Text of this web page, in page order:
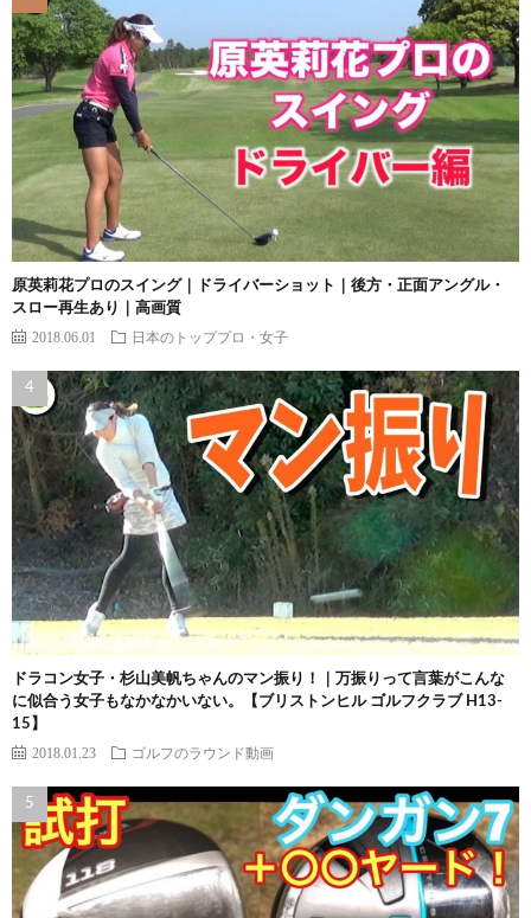
原英莉花プロのスイング｜ドライバーショット｜後方・正面アングル・
スロー再生あり｜高画質
2018.06.01 日本のトッププロ・女子
ドラコン女子・杉山美帆ちゃんのマン振り！｜万振りって言葉がこんな
に似合う女子もなかなかいない。【ブリストンヒル ゴルフクラブ H13-
15】
2018.01.23 ゴルフのラウンド動画